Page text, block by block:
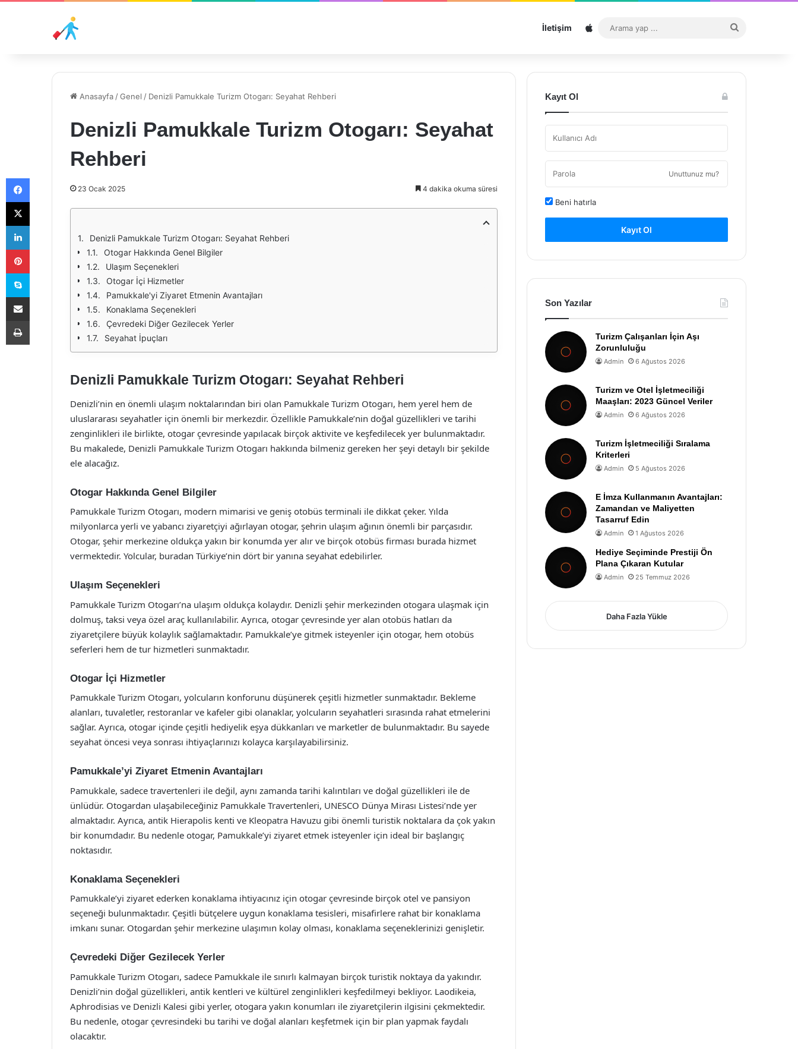
İletişim Sitemap
...
Anasayfa /Genel / Denizli Pamukkale Turizm Otogarı: Seyahat Rehberi
Denizli Pamukkale Turizm Otogarı: Seyahat
Rehberi
23 Ocak 2025 4 dakika okuma süresi
Denizli Pamukkale Turizm Otogarı: Seyahat Rehberi
Otogar Hakkında Genel Bilgiler
Ulaşım Seçenekleri
Otogar İçi Hizmetler
Pamukkale'yi Ziyaret Etmenin Avantajları
Konaklama Seçenekleri
Çevredeki Diğer Gezilecek Yerler
Seyahat İpuçları
Denizli Pamukkale Turizm Otogarı: Seyahat Rehberi
Denizli’nin en önemli ulaşım noktalarından biri olan Pamukkale Turizm Otogarı, hem yerel hem de
uluslararası seyahatler için önemli bir merkezdir. Özellikle Pamukkale’nin doğal güzellikleri ve tarihi
zenginlikleri ile birlikte, otogar çevresinde yapılacak birçok aktivite ve keşfedilecek yer bulunmaktadır.
Bu makalede, Denizli Pamukkale Turizm Otogarı hakkında bilmeniz gereken her şeyi detaylı bir şekilde
ele alacağız.
Otogar Hakkında Genel Bilgiler
Pamukkale Turizm Otogarı, modern mimarisi ve geniş otobüs terminali ile dikkat çeker. Yılda
milyonlarca yerli ve yabancı ziyaretçiyi ağırlayan otogar, şehrin ulaşım ağının önemli bir parçasıdır.
Otogar, şehir merkezine oldukça yakın bir konumda yer alır ve birçok otobüs firması burada hizmet
vermektedir. Yolcular, buradan Türkiye’nin dört bir yanına seyahat edebilirler.
Ulaşım Seçenekleri
Pamukkale Turizm Otogarı’na ulaşım oldukça kolaydır. Denizli şehir merkezinden otogara ulaşmak için
dolmuş, taksi veya özel araç kullanılabilir. Ayrıca, otogar çevresinde yer alan otobüs hatları da
ziyaretçilere büyük kolaylık sağlamaktadır. Pamukkale’ye gitmek isteyenler için otogar, hem otobüs
seferleri hem de tur hizmetleri sunmaktadır.
Otogar İçi Hizmetler
Pamukkale Turizm Otogarı, yolcuların konforunu düşünerek çeşitli hizmetler sunmaktadır. Bekleme
alanları, tuvaletler, restoranlar ve kafeler gibi olanaklar, yolcuların seyahatleri sırasında rahat etmelerini
sağlar. Ayrıca, otogar içinde çeşitli hediyelik eşya dükkanları ve marketler de bulunmaktadır. Bu sayede
seyahat öncesi veya sonrası ihtiyaçlarınızı kolayca karşılayabilirsiniz.
Pamukkale’yi Ziyaret Etmenin Avantajları
Pamukkale, sadece travertenleri ile değil, aynı zamanda tarihi kalıntıları ve doğal güzellikleri ile de
ünlüdür. Otogardan ulaşabileceğiniz Pamukkale Travertenleri, UNESCO Dünya Mirası Listesi’nde yer
almaktadır. Ayrıca, antik Hierapolis kenti ve Kleopatra Havuzu gibi önemli turistik noktalara da çok yakın
bir konumdadır. Bu nedenle otogar, Pamukkale’yi ziyaret etmek isteyenler için ideal bir başlangıç
noktasıdır.
Konaklama Seçenekleri
Pamukkale’yi ziyaret ederken konaklama ihtiyacınız için otogar çevresinde birçok otel ve pansiyon
seçeneği bulunmaktadır. Çeşitli bütçelere uygun konaklama tesisleri, misafirlere rahat bir konaklama
imkanı sunar. Otogardan şehir merkezine ulaşımın kolay olması, konaklama seçeneklerinizi genişletir.
Çevredeki Diğer Gezilecek Yerler
Pamukkale Turizm Otogarı, sadece Pamukkale ile sınırlı kalmayan birçok turistik noktaya da yakındır.
Denizli’nin doğal güzellikleri, antik kentleri ve kültürel zenginlikleri keşfedilmeyi bekliyor. Laodikeia,
Aphrodisias ve Denizli Kalesi gibi yerler, otogara yakın konumları ile ziyaretçilerin ilgisini çekmektedir.
Bu nedenle, otogar çevresindeki bu tarihi ve doğal alanları keşfetmek için bir plan yapmak faydalı
olacaktır.
Kayıt Ol
Unuttunuz mu?
Beni hatırla
Kayıt Ol
Son Yazılar
Turizm Çalışanları İçin Aşı
Zorunluluğu
Admin 6 Ağustos 2026
Turizm ve Otel İşletmeciliği
Maaşları: 2023 Güncel Veriler
Admin 6 Ağustos 2026
Turizm İşletmeciliği Sıralama
Kriterleri
Admin 5 Ağustos 2026
E İmza Kullanmanın Avantajları:
Zamandan ve Maliyetten
Tasarruf Edin
Admin 1 Ağustos 2026
Hediye Seçiminde Prestiji Ön
Plana Çıkaran Kutular
Admin 25 Temmuz 2026
Daha Fazla Yükle
Facebook
X
LinkedIn
Pinterest
Skype
E-Posta ile paylaş